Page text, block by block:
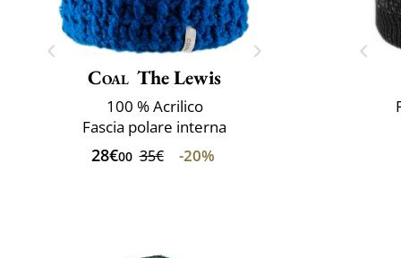
Coal The Lewis
100 % Acrilico
Fascia polare interna
28€00 35€ -20%